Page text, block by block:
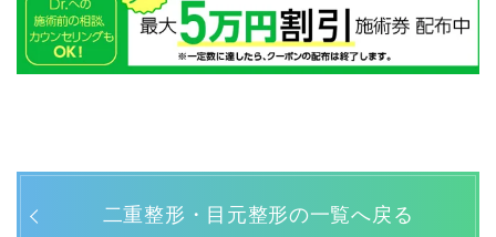
二重整形・目元整形の一覧へ戻る